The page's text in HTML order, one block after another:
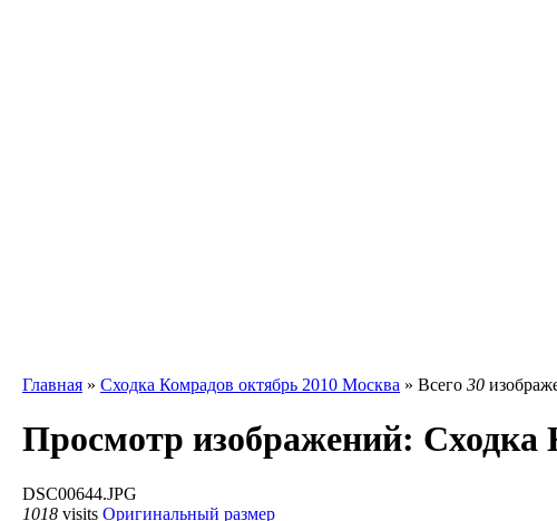
Главная » Сходка Комрадов октябрь 2010 Москва » Всего 30
Просмотр изображений: Сходка
DSC00644.JPG
1018 visits Оригинальный размер